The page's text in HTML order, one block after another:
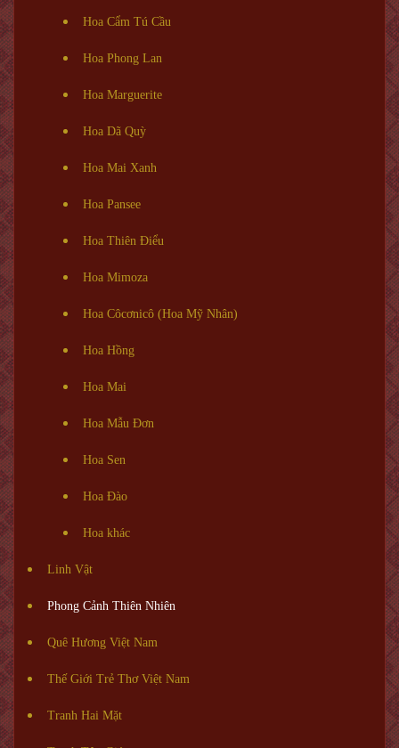
Hoa Cẩm Tú Cầu
Hoa Phong Lan
Hoa Marguerite
Hoa Dã Quỳ
Hoa Mai Xanh
Hoa Pansee
Hoa Thiên Điểu
Hoa Mimoza
Hoa Côcơnicô (Hoa Mỹ Nhân)
Hoa Hồng
Hoa Mai
Hoa Mẫu Đơn
Hoa Sen
Hoa Đào
Hoa khác
Linh Vật
Phong Cảnh Thiên Nhiên
Quê Hương Việt Nam
Thế Giới Trẻ Thơ Việt Nam
Tranh Hai Mặt